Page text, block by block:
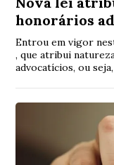
honorários
Entrou em vigor
, que atribui
advocatícios, ou